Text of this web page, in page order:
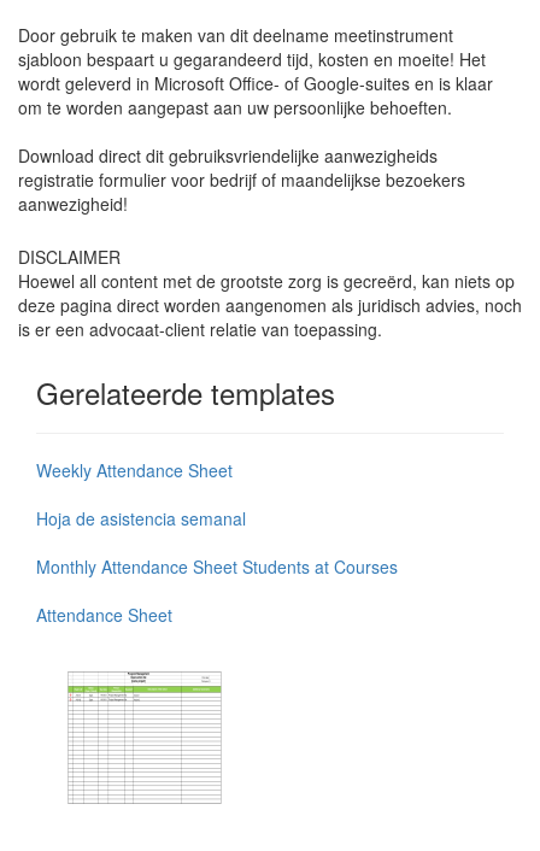
Door gebruik te maken van dit deelname meetinstrument
sjabloon bespaart u gegarandeerd tijd, kosten en moeite! Het
wordt geleverd in Microsoft Office- of Google-suites en is klaar
om te worden aangepast aan uw persoonlijke behoeften.
Download direct dit gebruiksvriendelijke aanwezigheids
registratie formulier voor bedrijf of maandelijkse bezoekers
aanwezigheid!
DISCLAIMER
Hoewel all content met de grootste zorg is gecreërd, kan niets op
deze pagina direct worden aangenomen als juridisch advies, noch
is er een advocaat-client relatie van toepassing.
Gerelateerde templates
Weekly Attendance Sheet
Hoja de asistencia semanal
Monthly Attendance Sheet Students at Courses
Attendance Sheet